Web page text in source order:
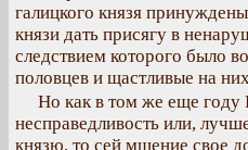
галицкого князя
князи дать присягу в
следствием которого было
половцев и щастливые на
Но как в том же еще году
несправедливость или,
князю, то сей мщение свое